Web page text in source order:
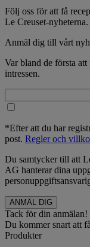
Följ oss för att få
Le Creuset-nyheterna.
Anmäl dig till vårt
Var bland de första
intressen.
*Efter att du har
post. Regler och
Du samtycker till att
AG hanterar dina
Tack för din anmälan!
Du kommer snart att
Produkter